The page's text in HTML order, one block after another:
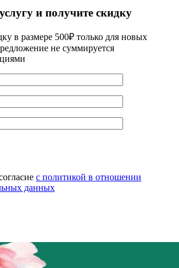
и получите скидку
в размере 500₽ только для новых
не суммируется
с политикой в отношении
данных